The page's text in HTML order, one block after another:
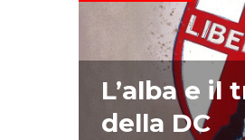
L’alba e il
della DC